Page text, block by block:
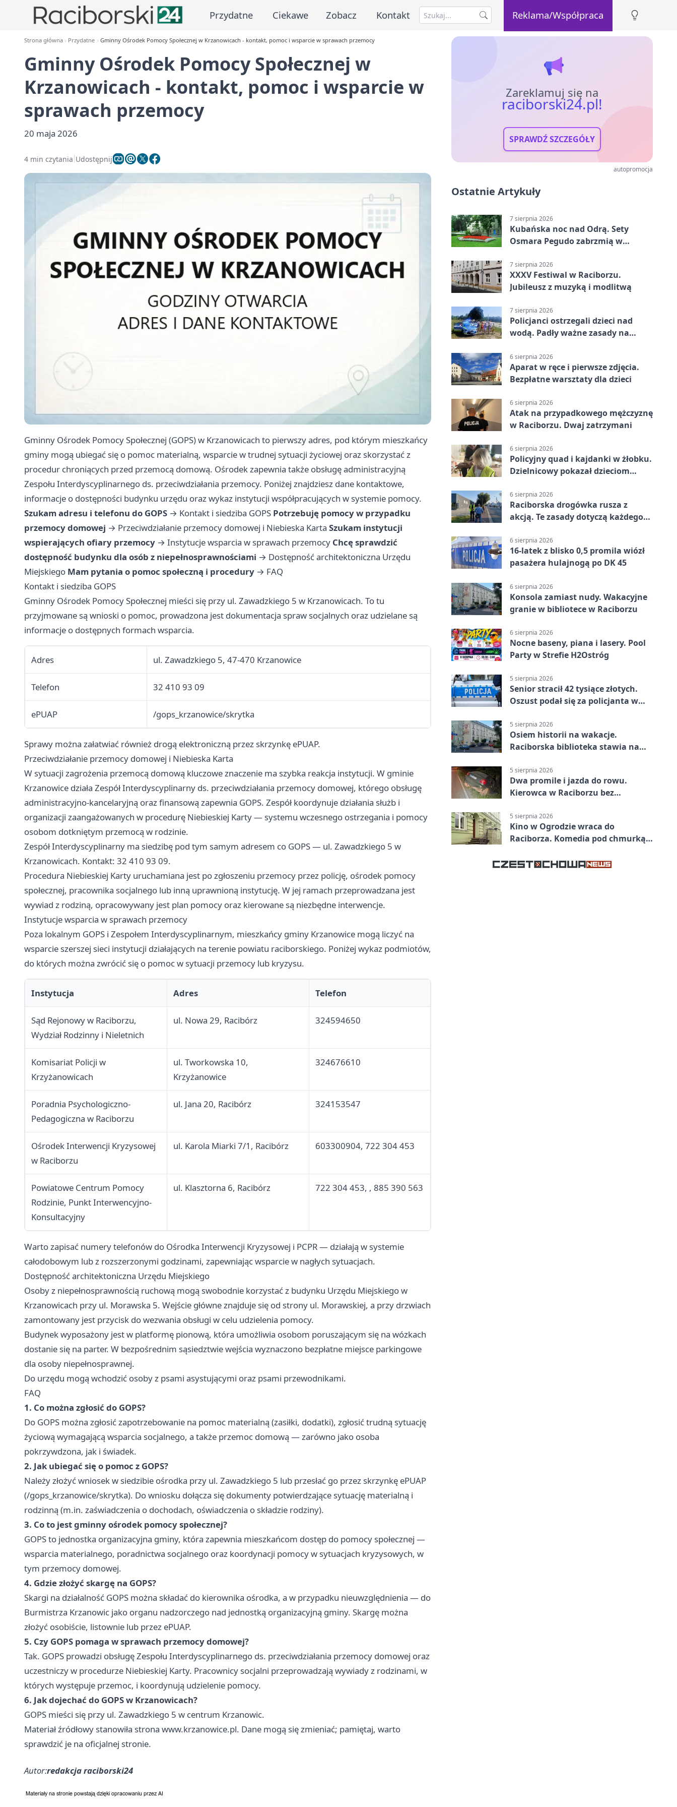
Przydatne Ciekawe Zobacz Kontakt Reklama/Współpraca
Strona główna Przydatne Gminny Ośrodek Pomocy Społecznej w Krzanowicach - kontakt, pomoc i wsparcie w sprawach przemocy
Gminny Ośrodek Pomocy Społecznej w
Krzanowicach - kontakt, pomoc i wsparcie w
sprawach przemocy
20 maja 2026
4 min czytania Udostępnij
Gminny Ośrodek Pomocy Społecznej (GOPS) w Krzanowicach to pierwszy adres, pod którym mieszkańcy
gminy mogą ubiegać się o pomoc materialną, wsparcie w trudnej sytuacji życiowej oraz skorzystać z
procedur chroniących przed przemocą domową. Ośrodek zapewnia także obsługę administracyjną
Zespołu Interdyscyplinarnego ds. przeciwdziałania przemocy. Poniżej znajdziesz dane kontaktowe,
informacje o dostępności budynku urzędu oraz wykaz instytucji współpracujących w systemie pomocy.
Szukam adresu i telefonu do GOPS → Kontakt i siedziba GOPS Potrzebuję pomocy w przypadku
przemocy domowej → Przeciwdziałanie przemocy domowej i Niebieska Karta Szukam instytucji
wspierających ofiary przemocy → Instytucje wsparcia w sprawach przemocy Chcę sprawdzić
dostępność budynku dla osób z niepełnosprawnościami → Dostępność architektoniczna Urzędu
Miejskiego Mam pytania o pomoc społeczną i procedury → FAQ
Kontakt i siedziba GOPS
Gminny Ośrodek Pomocy Społecznej mieści się przy ul. Zawadzkiego 5 w Krzanowicach. To tu
przyjmowane są wnioski o pomoc, prowadzona jest dokumentacja spraw socjalnych oraz udzielane są
informacje o dostępnych formach wsparcia.
Adres ul. Zawadzkiego 5, 47-470 Krzanowice
Telefon 32 410 93 09
ePUAP /gops_krzanowice/skrytka
Sprawy można załatwiać również drogą elektroniczną przez skrzynkę ePUAP.
Przeciwdziałanie przemocy domowej i Niebieska Karta
W sytuacji zagrożenia przemocą domową kluczowe znaczenie ma szybka reakcja instytucji. W gminie
Krzanowice działa Zespół Interdyscyplinarny ds. przeciwdziałania przemocy domowej, którego obsługę
administracyjno-kancelaryjną oraz finansową zapewnia GOPS. Zespół koordynuje działania służb i
organizacji zaangażowanych w procedurę Niebieskiej Karty — systemu wczesnego ostrzegania i pomocy
osobom dotkniętym przemocą w rodzinie.
Zespół Interdyscyplinarny ma siedzibę pod tym samym adresem co GOPS — ul. Zawadzkiego 5 w
Krzanowicach. Kontakt: 32 410 93 09.
Procedura Niebieskiej Karty uruchamiana jest po zgłoszeniu przemocy przez policję, ośrodek pomocy
społecznej, pracownika socjalnego lub inną uprawnioną instytucję. W jej ramach przeprowadzana jest
wywiad z rodziną, opracowywany jest plan pomocy oraz kierowane są niezbędne interwencje.
Instytucje wsparcia w sprawach przemocy
Poza lokalnym GOPS i Zespołem Interdyscyplinarnym, mieszkańcy gminy Krzanowice mogą liczyć na
wsparcie szerszej sieci instytucji działających na terenie powiatu raciborskiego. Poniżej wykaz podmiotów,
do których można zwrócić się o pomoc w sytuacji przemocy lub kryzysu.
Instytucja Adres Telefon
Sąd Rejonowy w Raciborzu,
Wydział Rodzinny i Nieletnich
ul. Nowa 29, Racibórz 324594650
Komisariat Policji w
Krzyżanowicach
ul. Tworkowska 10,
Krzyżanowice
324676610
Poradnia Psychologiczno-
Pedagogiczna w Raciborzu
ul. Jana 20, Racibórz 324153547
Ośrodek Interwencji Kryzysowej
w Raciborzu
ul. Karola Miarki 7/1, Racibórz 603300904, 722 304 453
Powiatowe Centrum Pomocy
Rodzinie, Punkt Interwencyjno-
Konsultacyjny
ul. Klasztorna 6, Racibórz 722 304 453, , 885 390 563
Warto zapisać numery telefonów do Ośrodka Interwencji Kryzysowej i PCPR — działają w systemie
całodobowym lub z rozszerzonymi godzinami, zapewniając wsparcie w nagłych sytuacjach.
Dostępność architektoniczna Urzędu Miejskiego
Osoby z niepełnosprawnością ruchową mogą swobodnie korzystać z budynku Urzędu Miejskiego w
Krzanowicach przy ul. Morawska 5. Wejście główne znajduje się od strony ul. Morawskiej, a przy drzwiach
zamontowany jest przycisk do wezwania obsługi w celu udzielenia pomocy.
Budynek wyposażony jest w platformę pionową, która umożliwia osobom poruszającym się na wózkach
dostanie się na parter. W bezpośrednim sąsiedztwie wejścia wyznaczono bezpłatne miejsce parkingowe
dla osoby niepełnosprawnej.
Do urzędu mogą wchodzić osoby z psami asystującymi oraz psami przewodnikami.
FAQ
1. Co można zgłosić do GOPS?
Do GOPS można zgłosić zapotrzebowanie na pomoc materialną (zasiłki, dodatki), zgłosić trudną sytuację
życiową wymagającą wsparcia socjalnego, a także przemoc domową — zarówno jako osoba
pokrzywdzona, jak i świadek.
2. Jak ubiegać się o pomoc z GOPS?
Należy złożyć wniosek w siedzibie ośrodka przy ul. Zawadzkiego 5 lub przesłać go przez skrzynkę ePUAP
(/gops_krzanowice/skrytka). Do wniosku dołącza się dokumenty potwierdzające sytuację materialną i
rodzinną (m.in. zaświadczenia o dochodach, oświadczenia o składzie rodziny).
3. Co to jest gminny ośrodek pomocy społecznej?
GOPS to jednostka organizacyjna gminy, która zapewnia mieszkańcom dostęp do pomocy społecznej —
wsparcia materialnego, poradnictwa socjalnego oraz koordynacji pomocy w sytuacjach kryzysowych, w
tym przemocy domowej.
4. Gdzie złożyć skargę na GOPS?
Skargi na działalność GOPS można składać do kierownika ośrodka, a w przypadku nieuwzględnienia — do
Burmistrza Krzanowic jako organu nadzorczego nad jednostką organizacyjną gminy. Skargę można
złożyć osobiście, listownie lub przez ePUAP.
5. Czy GOPS pomaga w sprawach przemocy domowej?
Tak. GOPS prowadzi obsługę Zespołu Interdyscyplinarnego ds. przeciwdziałania przemocy domowej oraz
uczestniczy w procedurze Niebieskiej Karty. Pracownicy socjalni przeprowadzają wywiady z rodzinami, w
których występuje przemoc, i koordynują udzielenie pomocy.
6. Jak dojechać do GOPS w Krzanowicach?
GOPS mieści się przy ul. Zawadzkiego 5 w centrum Krzanowic.
Materiał źródłowy stanowiła strona www.krzanowice.pl. Dane mogą się zmieniać; pamiętaj, warto
sprawdzić je na oficjalnej stronie.
Autor:redakcja raciborski24
Zareklamuj się na
raciborski24.pl!
SPRAWDŹ SZCZEGÓŁY
autopromocja
Ostatnie Artykuły
7 sierpnia 2026
Kubańska noc nad Odrą. Sety
Osmara Pegudo zabrzmią w
7 sierpnia 2026
XXXV Festiwal w Raciborzu.
Jubileusz z muzyką i modlitwą
7 sierpnia 2026
Policjanci ostrzegali dzieci nad
wodą. Padły ważne zasady na
6 sierpnia 2026
Aparat w ręce i pierwsze zdjęcia.
Bezpłatne warsztaty dla dzieci
6 sierpnia 2026
Atak na przypadkowego mężczyznę
w Raciborzu. Dwaj zatrzymani
6 sierpnia 2026
Policyjny quad i kajdanki w żłobku.
Dzielnicowy pokazał dzieciom
6 sierpnia 2026
Raciborska drogówka rusza z
akcją. Te zasady dotyczą każdego
6 sierpnia 2026
16-latek z blisko 0,5 promila wiózł
pasażera hulajnogą po DK 45
6 sierpnia 2026
Konsola zamiast nudy. Wakacyjne
granie w bibliotece w Raciborzu
6 sierpnia 2026
Nocne baseny, piana i lasery. Pool
Party w Strefie H2Ostróg
5 sierpnia 2026
Senior stracił 42 tysiące złotych.
Oszust podał się za policjanta w
5 sierpnia 2026
Osiem historii na wakacje.
Raciborska biblioteka stawia na
5 sierpnia 2026
Dwa promile i jazda do rowu.
Kierowca w Raciborzu bez
5 sierpnia 2026
Kino w Ogrodzie wraca do
Raciborza. Komedia pod chmurką